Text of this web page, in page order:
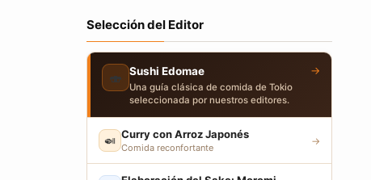
Selección del Editor
🍣 Sushi Edomae
Una guía clásica de comida de Tokio
seleccionada por nuestros editores.
→
🍛 Curry con Arroz Japonés
Comida reconfortante
→